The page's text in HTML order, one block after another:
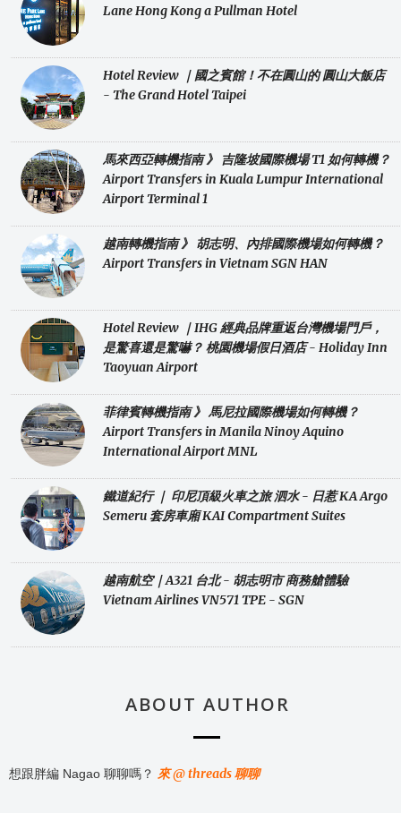
Lane Hong Kong a Pullman Hotel
Hotel Review ｜國之賓館！不在圓山的 圓山大飯店
- The Grand Hotel Taipei
馬來西亞轉機指南 》 吉隆坡國際機場 T1 如何轉機？
Airport Transfers in Kuala Lumpur International
Airport Terminal 1
越南轉機指南 》 胡志明、內排國際機場如何轉機？
Airport Transfers in Vietnam SGN HAN
Hotel Review ｜IHG 經典品牌重返台灣機場門戶，
是驚喜還是驚嚇？ 桃園機場假日酒店 - Holiday Inn
Taoyuan Airport
菲律賓轉機指南 》 馬尼拉國際機場如何轉機？
Airport Transfers in Manila Ninoy Aquino
International Airport MNL
鐵道紀行 ｜ 印尼頂級火車之旅 泗水 - 日惹 KA Argo
Semeru 套房車廂 KAI Compartment Suites
越南航空｜A321 台北 - 胡志明市 商務艙體驗
Vietnam Airlines VN571 TPE - SGN
ABOUT AUTHOR
想跟胖編 Nagao 聊聊嗎？ 來 @ threads 聊聊